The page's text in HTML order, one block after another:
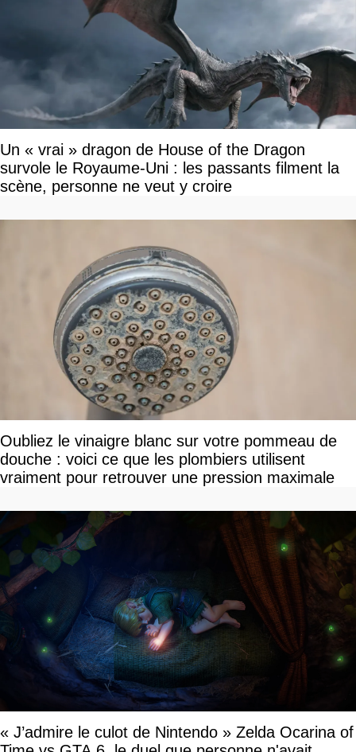
Un « vrai » dragon de House of the Dragon
survole le Royaume-Uni : les passants filment la
scène, personne ne veut y croire
Oubliez le vinaigre blanc sur votre pommeau de
douche : voici ce que les plombiers utilisent
vraiment pour retrouver une pression maximale
« J’admire le culot de Nintendo » Zelda Ocarina of